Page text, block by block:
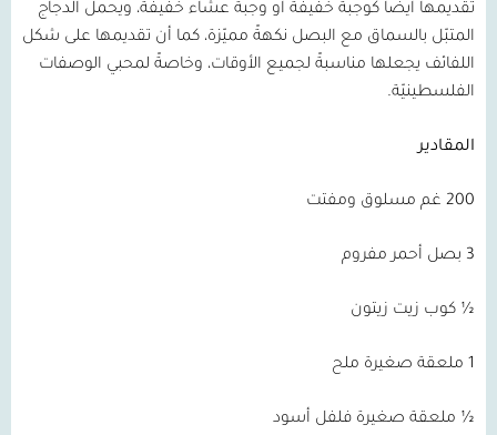
تقديمها أيضًا كوجبة خفيفة أو وجبة عشاء خفيفة، ويحمل الدجاج
المتبّل بالسماق مع البصل نكهةً مميّزة، كما أن تقديمها على شكل
اللفائف يجعلها مناسبةً لجميع الأوقات، وخاصةً لمحبي الوصفات
الفلسطينيّة.
المقادير
200 غم مسلوق ومفتت
3 بصل أحمر مفروم
½ كوب زيت زيتون
1 ملعقة صغيرة ملح
½ ملعقة صغيرة فلفل أسود